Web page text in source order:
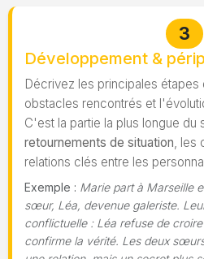
3
Développement &
Décrivez les principales étapes
obstacles rencontrés et
C'est la partie la plus longue du
retournements de situation, les
relations clés entre les
Exemple : Marie part à Marseille
sœur, Léa, devenue galeriste.
conflictuelle : Léa refuse de
confirme la vérité. Les deux